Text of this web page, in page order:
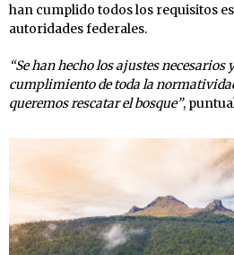
han cumplido todos los requisitos
autoridades federales.
“Se han hecho los ajustes
cumplimiento de toda la
queremos rescatar el bosque”,